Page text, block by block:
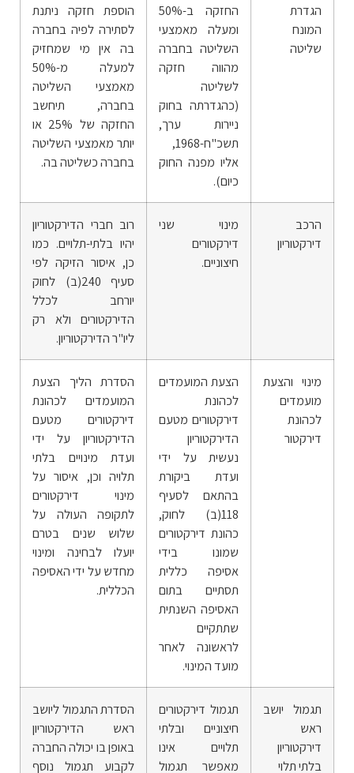
הגדרת
המונח
שליטה
החזקה ב-50%
ומעלה מאמצעי
השליטה בחברה
מהווה חזקה
לשליטה
(כהגדרתה בחוק
ניירות ערך,
תשכ"ח-1968,
אליו מפנה החוק
כיום).
הוספת חזקה ניתנת
לסתירה לפיה בחברה
בה אין מי שמחזיק
למעלה מ-50%
מאמצעי השליטה
בחברה, תיחשב
החזקה של 25% או
יותר מאמצעי השליטה
בחברה כשליטה בה.
הרכב
דירקטוריון
מינוי שני
דירקטורים
חיצוניים.
רוב חברי הדירקטוריון
יהיו בלתי-תלויים. כמו
כן, איסור הזיקה לפי
סעיף 240(ב) לחוק
יורחב לכלל
הדירקטורים ולא רק
ליו"ר הדירקטוריון.
מינוי והצעת
מועמדים
לכהונת
דירקטור
הצעת המועמדים
לכהונת
דירקטורים מטעם
הדירקטוריון
נעשית על ידי
ועדת ביקורת
בהתאם לסעיף
118(ב) לחוק,
כהונת דירקטורים
שמונו בידי
אסיפה כללית
תסתיים בתום
האסיפה השנתית
שתתקיים
לראשונה לאחר
מועד המינוי.
הסדרת הליך הצעת
המועמדים לכהונת
דירקטורים מטעם
הדירקטוריון על ידי
ועדת מינויים בלתי
תלויה וכן, איסור על
מינוי דירקטורים
לתקופה העולה על
שלוש שנים בטרם
יועלו לבחינה ומינוי
מחדש על ידי האסיפה
הכללית.
תגמול יושב
ראש
דירקטוריון
בלתי תלוי
תגמול דירקטורים
חיצוניים ובלתי
תלויים אינו
מאפשר תגמול
הסדרת התגמול ליושב
ראש הדירקטוריון
באופן בו יכולה החברה
לקבוע תגמול נוסף